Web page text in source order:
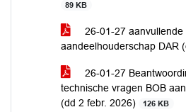
89 KB
26-01-27
aandeelhouderschap DAR
26-01-27
technische vragen BOB
(dd 2 febr. 2026)
126 KB